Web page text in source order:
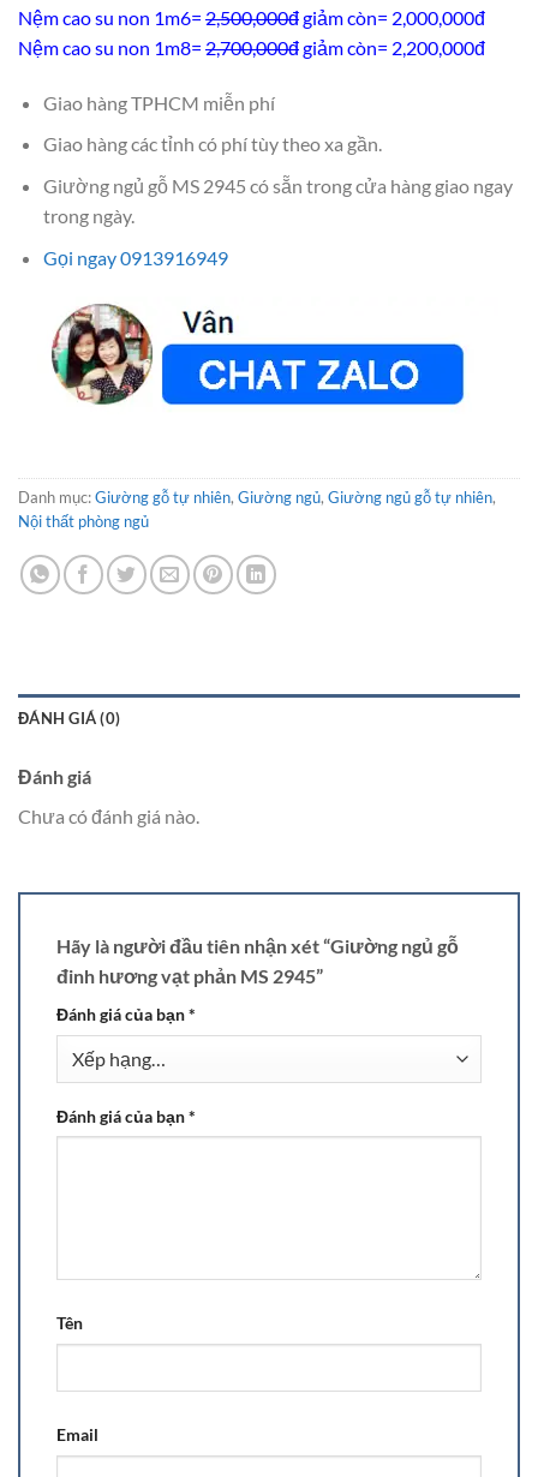
Nệm cao su non 1m6= 2,500,000đgiảm còn= 2,000,000đ
Nệm cao su non 1m8= 2,700,000đgiảm còn= 2,200,000đ
Giao hàng TPHCM miễn phí
Giao hàng các tỉnh có phí tùy theo xa gần.
Giường ngủ gỗ MS 2945 có sẵn trong cửa hàng giao ngay
trong ngày.
Gọi ngay 0913916949
Danh mục:Giường gỗ tự nhiên, Giường ngủ, Giường ngủ gỗ tự nhiên,
Nội thất phòng ngủ
ĐÁNH GIÁ (0)
Đánh giá
Chưa có đánh giá nào.
Hãy là người đầu tiên nhận xét “Giường ngủ gỗ
đinh hương vạt phản MS 2945”
Đánh giá của bạn*
Đánh giá của bạn*
Tên
Email